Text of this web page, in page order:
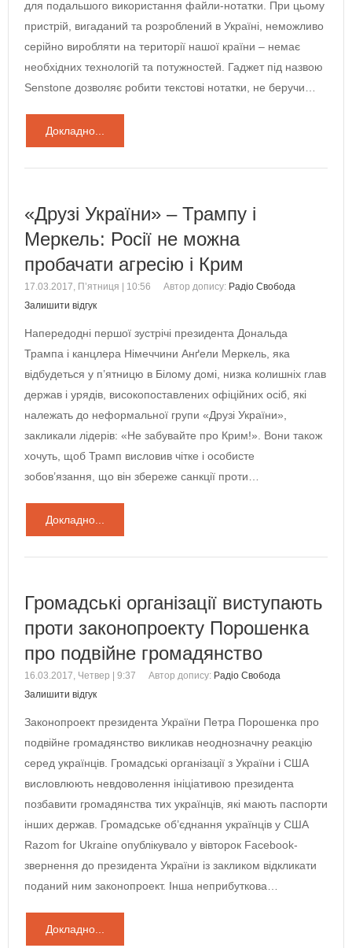
для подальшого використання файли-нотатки. При цьому
пристрій, вигаданий та розроблений в Україні, неможливо
серійно виробляти на території нашої країни – немає
необхідних технологій та потужностей. Гаджет під назвою
Senstone дозволяє робити текстові нотатки, не беручи…
Докладно...
«Друзі України» – Трампу і
Меркель: Росії не можна
пробачати агресію і Крим
17.03.2017, П’ятниця | 10:56 Автор допису: Радіо Свобода
Залишити відгук
Напередодні першої зустрічі президента Дональда
Трампа і канцлера Німеччини Анґели Меркель, яка
відбудеться у п’ятницю в Білому домі, низка колишніх глав
держав і урядів, високопоставлених офіційних осіб, які
належать до неформальної групи «Друзі України»,
закликали лідерів: «Не забувайте про Крим!». Вони також
хочуть, щоб Трамп висловив чітке і особисте
зобов’язання, що він збереже санкції проти…
Докладно...
Громадські організації виступають
проти законопроекту Порошенка
про подвійне громадянство
16.03.2017, Четвер | 9:37 Автор допису: Радіо Свобода
Залишити відгук
Законопроект президента України Петра Порошенка про
подвійне громадянство викликав неоднозначну реакцію
серед українців. Громадські організації з України і США
висловлюють невдоволення ініціативою президента
позбавити громадянства тих українців, які мають паспорти
інших держав. Громадське об’єднання українців у США
Razom for Ukraine опублікувало у вівторок Facebook-
звернення до президента України із закликом відкликати
поданий ним законопроект. Інша неприбуткова…
Докладно...